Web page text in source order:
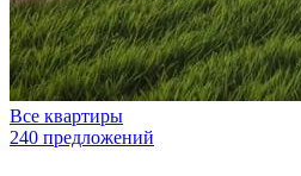
Все квартиры
240 предложений